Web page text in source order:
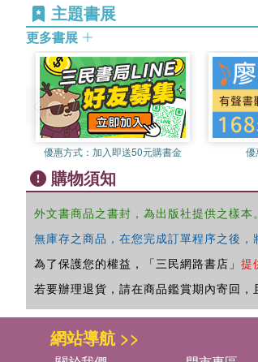
主題書展
更多書展
優惠方式： 加入即送50元購書金 優
購物須知
外文書商品之書封，為出版社提供之樣
無庫存之商品，在您完成訂單程序之後
為了保護您的權益，「三民網路書店」 提
若要辦理退貨，請在商品鑑賞期內寄回
網站導航 >>